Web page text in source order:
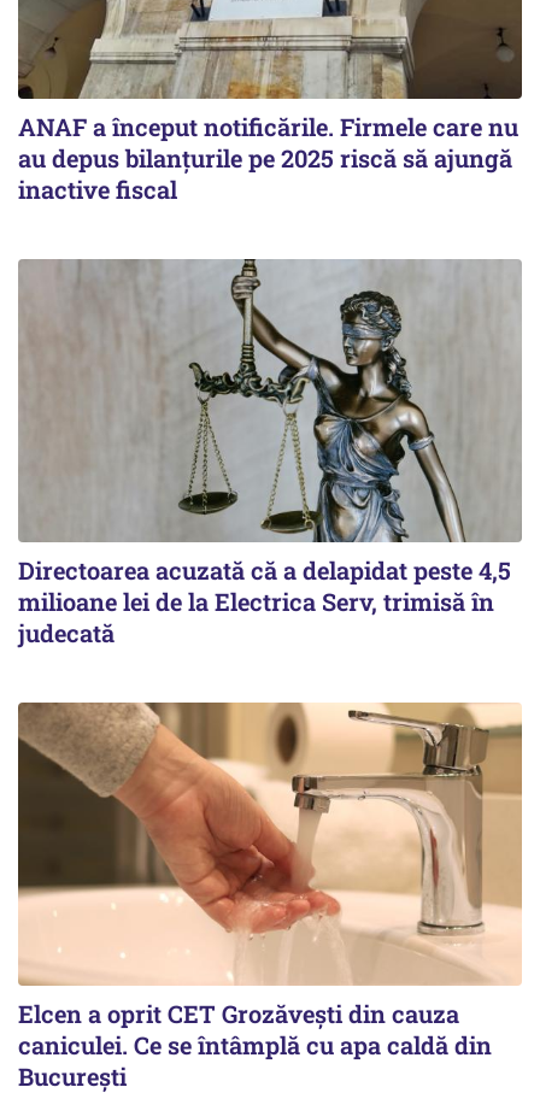
ANAF a început notificările. Firmele care nu
au depus bilanțurile pe 2025 riscă să ajungă
inactive fiscal
Directoarea acuzată că a delapidat peste 4,5
milioane lei de la Electrica Serv, trimisă în
judecată
Elcen a oprit CET Grozăvești din cauza
caniculei. Ce se întâmplă cu apa caldă din
București